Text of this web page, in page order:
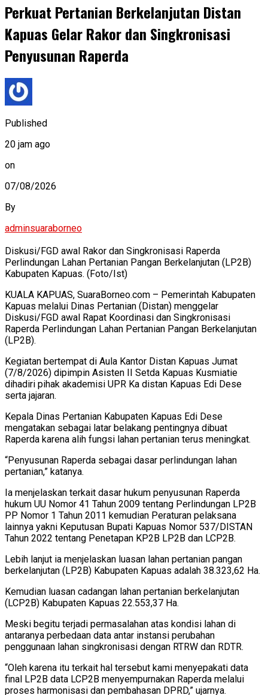
Perkuat Pertanian Berkelanjutan Distan
Kapuas Gelar Rakor dan Singkronisasi
Penyusunan Raperda
Published
20 jam ago
on
07/08/2026
By
adminsuaraborneo
Diskusi/FGD awal Rakor dan Singkronisasi Raperda
Perlindungan Lahan Pertanian Pangan Berkelanjutan (LP2B)
Kabupaten Kapuas. (Foto/Ist)
KUALA KAPUAS, SuaraBorneo.com – Pemerintah Kabupaten
Kapuas melalui Dinas Pertanian (Distan) menggelar
Diskusi/FGD awal Rapat Koordinasi dan Singkronisasi
Raperda Perlindungan Lahan Pertanian Pangan Berkelanjutan
(LP2B).
Kegiatan bertempat di Aula Kantor Distan Kapuas Jumat
(7/8/2026) dipimpin Asisten II Setda Kapuas Kusmiatie
dihadiri pihak akademisi UPR Ka distan Kapuas Edi Dese
serta jajaran.
Kepala Dinas Pertanian Kabupaten Kapuas Edi Dese
mengatakan sebagai latar belakang pentingnya dibuat
Raperda karena alih fungsi lahan pertanian terus meningkat.
“Penyusunan Raperda sebagai dasar perlindungan lahan
pertanian,” katanya.
Ia menjelaskan terkait dasar hukum penyusunan Raperda
hukum UU Nomor 41 Tahun 2009 tentang Perlindungan LP2B
PP Nomor 1 Tahun 2011 kemudian Peraturan pelaksana
lainnya yakni Keputusan Bupati Kapuas Nomor 537/DISTAN
Tahun 2022 tentang Penetapan KP2B LP2B dan LCP2B.
Lebih lanjut ia menjelaskan luasan lahan pertanian pangan
berkelanjutan (LP2B) Kabupaten Kapuas adalah 38.323,62 Ha.
Kemudian luasan cadangan lahan pertanian berkelanjutan
(LCP2B) Kabupaten Kapuas 22.553,37 Ha.
Meski begitu terjadi permasalahan atas kondisi lahan di
antaranya perbedaan data antar instansi perubahan
penggunaan lahan singkronisasi dengan RTRW dan RDTR.
“Oleh karena itu terkait hal tersebut kami menyepakati data
final LP2B data LCP2B menyempurnakan Raperda melalui
proses harmonisasi dan pembahasan DPRD,” ujarnya.